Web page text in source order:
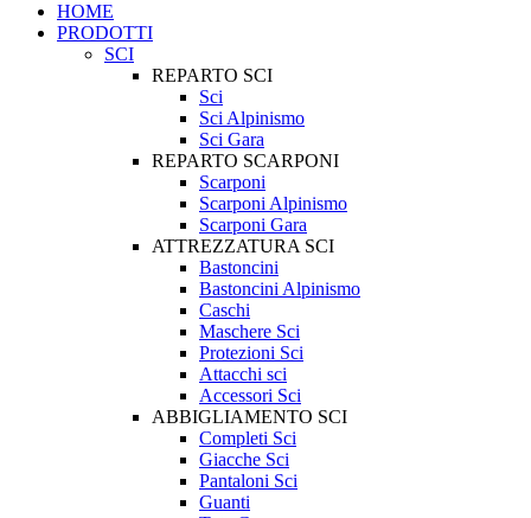
HOME
PRODOTTI
SCI
REPARTO SCI
Sci
Sci Alpinismo
Sci Gara
REPARTO SCARPONI
Scarponi
Scarponi Alpinismo
Scarponi Gara
ATTREZZATURA SCI
Bastoncini
Bastoncini Alpinismo
Caschi
Maschere Sci
Protezioni Sci
Attacchi sci
Accessori Sci
ABBIGLIAMENTO SCI
Completi Sci
Giacche Sci
Pantaloni Sci
Guanti